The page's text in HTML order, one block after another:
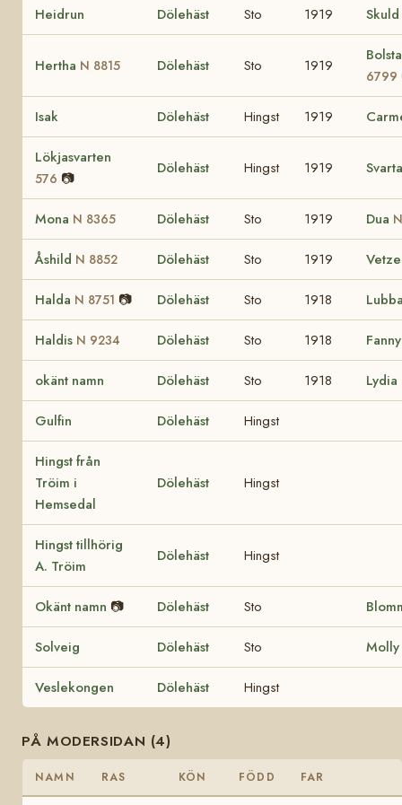
Heidrun Dölehäst Sto 1919 Skuld
Hertha N 8815 Dölehäst Sto 1919
6799
Isak Dölehäst Hingst 1919
Lökjasvarten
576 📷
Dölehäst Hingst 1919
Mona N 8365 Dölehäst Sto 1919 Dua
Åshild N 8852 Dölehäst Sto 1919
Halda N 8751 📷 Dölehäst Sto 1918
Haldis N 9234 Dölehäst Sto 1918 Fanny
okänt namn Dölehäst Sto 1918 Lydia
Gulfin Dölehäst Hingst
Hingst från
Tröim i
Hemsedal
Dölehäst Hingst
Hingst tillhörig
A. Tröim
Dölehäst Hingst
Okänt namn 📷 Dölehäst Sto
Solveig Dölehäst Sto Molly
Veslekongen Dölehäst Hingst
PÅ MODERSIDAN (4)
NAMN RAS KÖN FÖDD FAR